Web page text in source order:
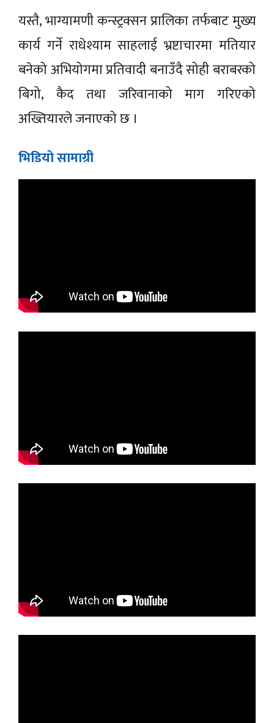
यस्तै, भाग्यामणी कन्स्ट्रक्सन प्रालिका तर्फबाट मुख्य
कार्य गर्ने राधेश्याम साहलाई भ्रष्टाचारमा मतियार
बनेको अभियोगमा प्रतिवादी बनाउँदै सोही बराबरको
बिगो, कैद तथा जरिवानाको माग गरिएको
अख्तियारले जनाएको छ ।
भिडियाे सामाग्री